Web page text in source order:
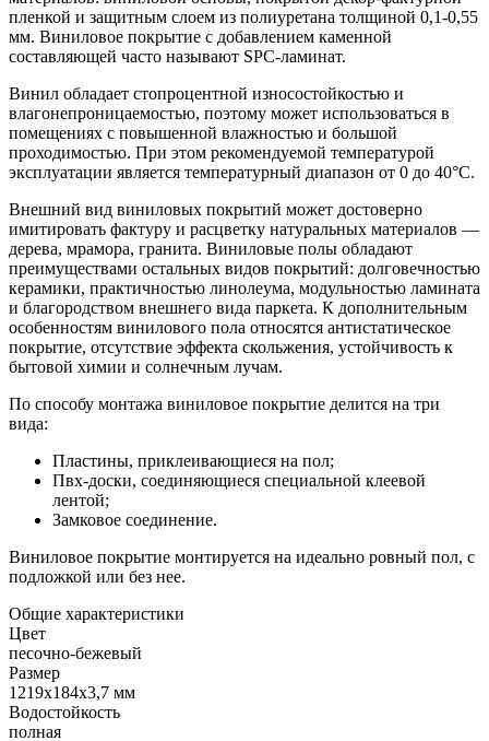
пленкой и защитным слоем из полиуретана толщиной 0,1-0,55
мм. Виниловое покрытие с добавлением каменной
составляющей часто называют SPC-ламинат.
Винил обладает стопроцентной износостойкостью и
влагонепроницаемостью, поэтому может использоваться в
помещениях с повышенной влажностью и большой
проходимостью. При этом рекомендуемой температурой
эксплуатации является температурный диапазон от 0 до 40°С.
Внешний вид виниловых покрытий может достоверно
имитировать фактуру и расцветку натуральных материалов —
дерева, мрамора, гранита. Виниловые полы обладают
преимуществами остальных видов покрытий: долговечностью
керамики, практичностью линолеума, модульностью ламината
и благородством внешнего вида паркета. К дополнительным
особенностям винилового пола относятся антистатическое
покрытие, отсутствие эффекта скольжения, устойчивость к
бытовой химии и солнечным лучам.
По способу монтажа виниловое покрытие делится на три
вида:
Пластины, приклеивающиеся на пол;
Пвх-доски, соединяющиеся специальной клеевой
лентой;
Замковое соединение.
Виниловое покрытие монтируется на идеально ровный пол, с
подложкой или без нее.
Общие характеристики
Цвет
песочно-бежевый
Размер
1219х184х3,7 мм
Водостойкость
полная